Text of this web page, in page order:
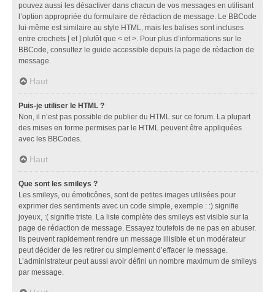
pouvez aussi les désactiver dans chacun de vos messages en utilisant
l’option appropriée du formulaire de rédaction de message. Le BBCode
lui-même est similaire au style HTML, mais les balises sont incluses
entre crochets [ et ] plutôt que < et >. Pour plus d’informations sur le
BBCode, consultez le guide accessible depuis la page de rédaction de
message.
Haut
Puis-je utiliser le HTML ?
Non, il n’est pas possible de publier du HTML sur ce forum. La plupart
des mises en forme permises par le HTML peuvent être appliquées
avec les BBCodes.
Haut
Que sont les smileys ?
Les smileys, ou émoticônes, sont de petites images utilisées pour
exprimer des sentiments avec un code simple, exemple : :) signifie
joyeux, :( signifie triste. La liste complète des smileys est visible sur la
page de rédaction de message. Essayez toutefois de ne pas en abuser.
Ils peuvent rapidement rendre un message illisible et un modérateur
peut décider de les retirer ou simplement d’effacer le message.
L’administrateur peut aussi avoir défini un nombre maximum de smileys
par message.